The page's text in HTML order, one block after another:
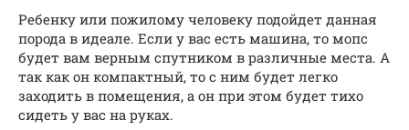
Ребенку или пожилому человеку подойдет данная
порода в идеале. Если у вас есть машина, то мопс
будет вам верным спутником в различные места. А
так как он компактный, то с ним будет легко
заходить в помещения, а он при этом будет тихо
сидеть у вас на руках.